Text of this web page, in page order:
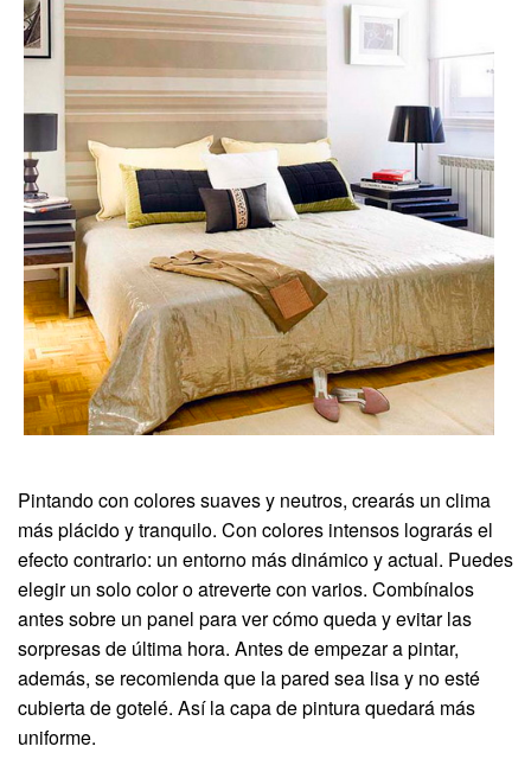
Pintando con colores suaves y neutros, crearás un clima
más plácido y tranquilo. Con colores intensos lograrás el
efecto contrario: un entorno más dinámico y actual. Puedes
elegir un solo color o atreverte con varios. Combínalos
antes sobre un panel para ver cómo queda y evitar las
sorpresas de última hora. Antes de empezar a pintar,
además, se recomienda que la pared sea lisa y no esté
cubierta de gotelé. Así la capa de pintura quedará más
uniforme.